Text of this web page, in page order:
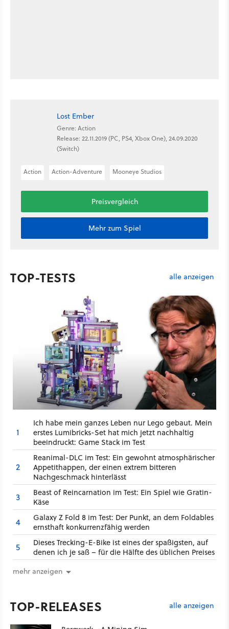
Lost Ember
Genre: Action
Release: 22.11.2019 (PC, PS4, Xbox One), 24.09.2020
(Switch)
Action Action-Adventure Mooneye Studios
Preisvergleich
Mehr zum Spiel
TOP-TESTS alle anzeigen
1
Ich habe mein ganzes Leben nur Lego gebaut. Mein
erstes Lumibricks-Set hat mich jetzt nachhaltig
beeindruckt: Game Stack im Test
2
Reanimal-DLC im Test: Ein gewohnt atmosphärischer
Appetithappen, der einen extrem bitteren
Nachgeschmack hinterlässt
3
Beast of Reincarnation im Test: Ein Spiel wie Gratin-
Käse
4
Galaxy Z Fold 8 im Test: Der Punkt, an dem Foldables
ernsthaft konkurrenzfähig werden
5
Dieses Trecking-E-Bike ist eines der spaßigsten, auf
denen ich je saß – für die Hälfte des üblichen Preises
mehr anzeigen
TOP-RELEASES alle anzeigen